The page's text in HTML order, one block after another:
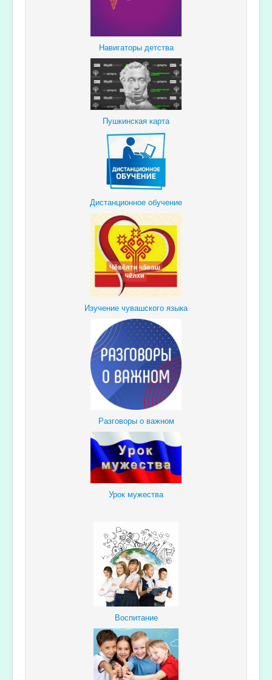
Навигаторы детства
Пушкинская карта
Дистанционное обучение
Изучение чувашского языка
Разговоры о важном
Урок мужества
Воспитание